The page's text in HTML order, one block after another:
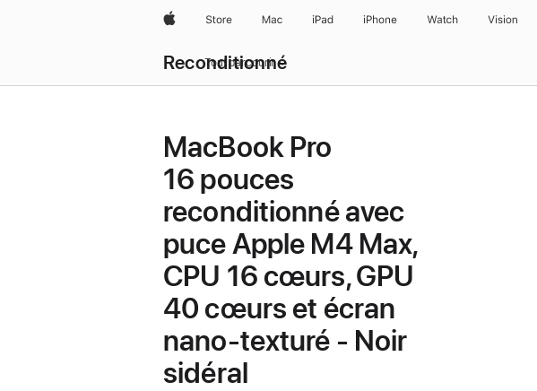
AppleStore Mac iPad iPhone Watch Vision
Reconditionné
Tout parcourir
MacBook Pro
16 pouces
reconditionné avec
puce Apple M4 Max,
CPU 16 cœurs, GPU
40 cœurs et écran
nano-texturé - Noir
sidéral